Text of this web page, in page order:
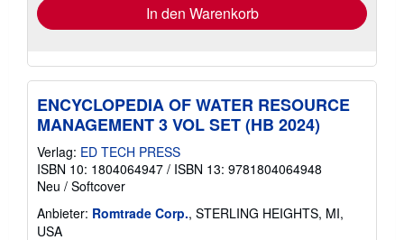
In den Warenkorb
ENCYCLOPEDIA OF WATER RESOURCE
MANAGEMENT 3 VOL SET (HB 2024)
Verlag: ED TECH PRESS
ISBN 10: 1804064947 / ISBN 13: 9781804064948
Neu / Softcover
Anbieter: Romtrade Corp., STERLING HEIGHTS, MI,
USA